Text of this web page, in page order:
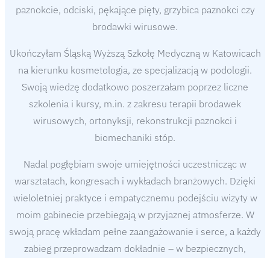
paznokcie, odciski, pękające pięty, grzybica paznokci czy
brodawki wirusowe.
Ukończyłam Śląską Wyższą Szkołę Medyczną w Katowicach
na kierunku kosmetologia, ze specjalizacją w podologii.
Swoją wiedzę dodatkowo poszerzałam poprzez liczne
szkolenia i kursy, m.in. z zakresu terapii brodawek
wirusowych, ortonyksji, rekonstrukcji paznokci i
biomechaniki stóp.
Nadal pogłębiam swoje umiejętności uczestnicząc w
warsztatach, kongresach i wykładach branżowych. Dzięki
wieloletniej praktyce i empatycznemu podejściu wizyty w
moim gabinecie przebiegają w przyjaznej atmosferze. W
swoją pracę wkładam pełne zaangażowanie i serce, a każdy
zabieg przeprowadzam dokładnie – w bezpiecznych,